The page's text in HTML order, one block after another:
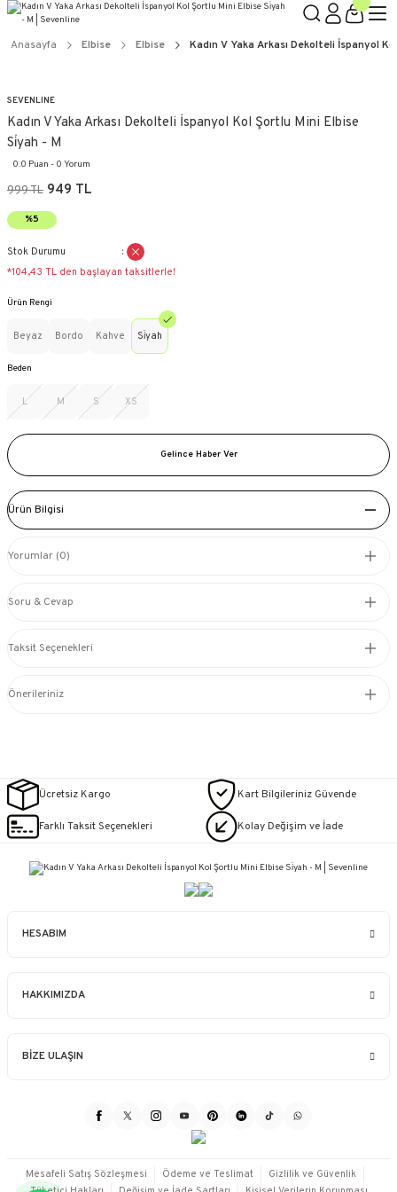
Anasayfa Elbise Elbise Kadın V Yaka Arkası Dekolteli İspanyol
SEVENLINE
Kadın V Yaka Arkası Dekolteli İspanyol Kol Şortlu Mini Elbise
Si̇yah - M
0.0 Puan - 0 Yorum
999 TL 949 TL
%5
Stok Durumu
*104,43 TL den başlayan taksitlerle!
Ürün Rengi
Beyaz Bordo Kahve Si̇yah
Beden
L M S XS
Gelince Haber Ver
Ürün Bilgisi
Yorumlar (0)
Soru & Cevap
Taksit Seçenekleri
Önerileriniz
Ücretsiz Kargo Kart Bilgileriniz Güvende
Farklı Taksit Seçenekleri Kolay Değişim ve İade
HESABIM
HAKKIMIZDA
BİZE ULAŞIN
Mesafeli Satış Sözleşmesi Ödeme ve Teslimat
Gizlilik ve Güvenlik